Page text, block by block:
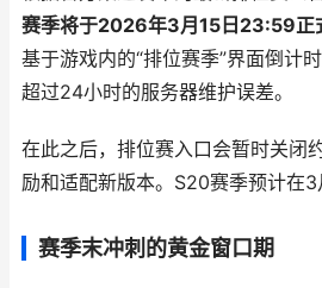
赛季将于2026年3月15日23:59正
基于游戏内的“排位赛季”界面倒计
超过24小时的服务器维护误差。
在此之后，排位赛入口会暂时关闭
励和适配新版本。S20赛季预计在3
赛季末冲刺的黄金窗口期